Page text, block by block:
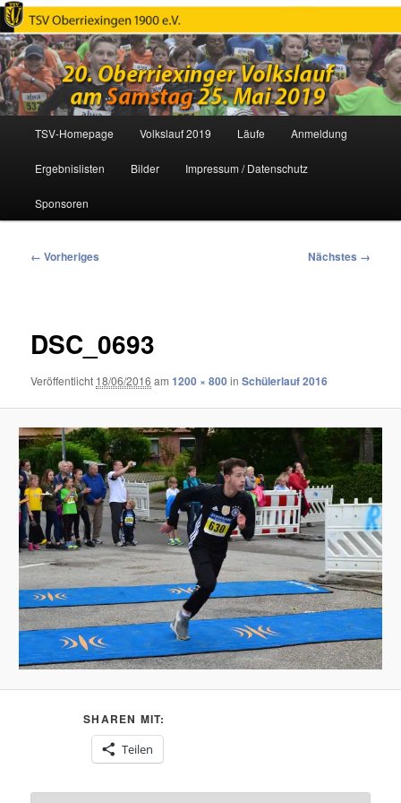
Oberriexinger Volkslauf
Zum
primären
Inhalt
springen
TSV-Homepage Volkslauf 2019 Läufe Anmeldung
Ergebnislisten Bilder Impressum / Datenschutz
Sponsoren
Bilder-
← Vorheriges Nächstes →
DSC_0693
Veröffentlicht 18/06/2016 am1200 × 800inSchülerlauf 2016
SHAREN MIT:
Teilen